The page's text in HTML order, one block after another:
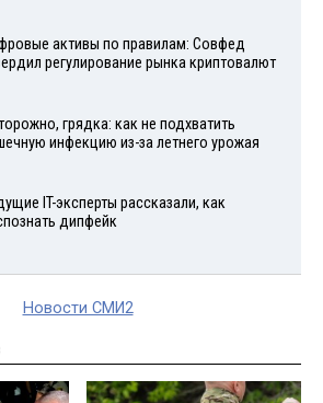
активы по правилам: Совфед
регулирование рынка криптовалют
грядка: как не подхватить
инфекцию из-за летнего урожая
IT-эксперты рассказали, как
дипфейк
Новости СМИ2